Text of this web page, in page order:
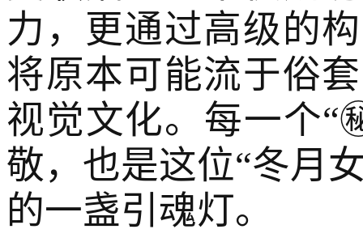
力，更通过高级的
将原本可能流于俗
视觉文化。每一个“
敬，也是这位“冬月
的一盏引魂灯。